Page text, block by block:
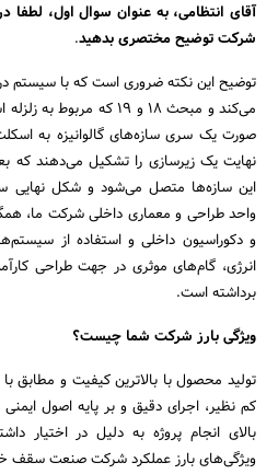
آقای انتظامی، به ‌عنوان سوال اول، لطفا
شرکت توضیح مختصری بدهید.
توضیح این نکته ضروری است که با سیستم
می‌کند و مبحث ۱۸ و ۱۹ که
صورت یک سری سازه‌های گالوانیزه به
نهایت یک زیرسازی را تشکیل می‌دهند
این سازه‌ها متصل می‌شود و شکل نهایی
واحد طراحی و معماری داخلی شرکت ما،
و دکوراسیون داخلی و استفاده از
انرژی، گام‌های موثری در جهت طراحی
برداشته است.
ویژگی بارز شرکت شما چیست؟
تولید محصول با بالاترین کیفیت و مطابق
کم نظیر، اجرای دقیق و بر پایه اصول
بالای انجام پروژه به دلیل در اختیار
ویژگی‌های بارز عملکرد شرکت صنعت سقف